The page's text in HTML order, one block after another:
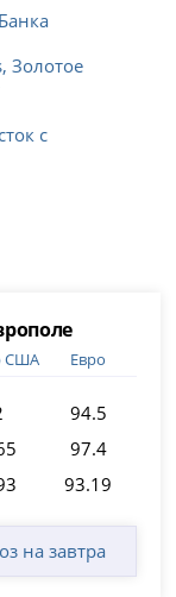
Золотое
с
США Евро
94.5
97.4
93.19
на завтра